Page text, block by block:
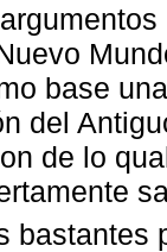
base
del
de lo
bastantes